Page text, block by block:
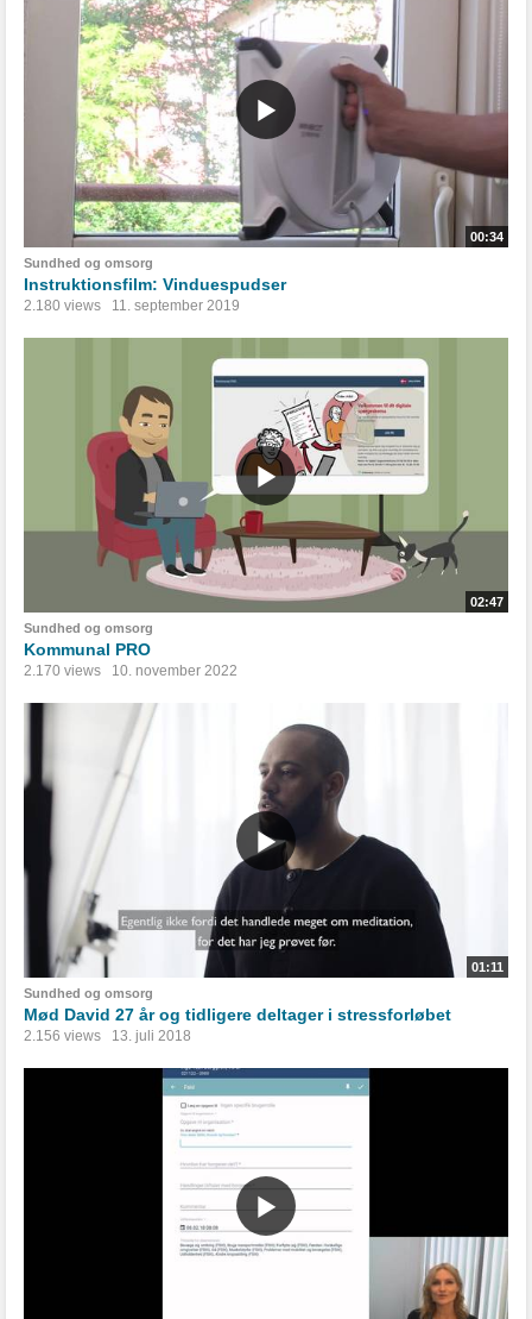
00:34
Sundhed og omsorg
Instruktionsfilm: Vinduespudser
2.180 views 11. september 2019
02:47
Sundhed og omsorg
Kommunal PRO
2.170 views 10. november 2022
01:11
Sundhed og omsorg
Mød David 27 år og tidligere deltager i stressforløbet
2.156 views 13. juli 2018